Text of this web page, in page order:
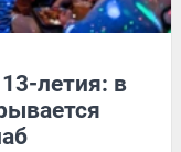
летия: в